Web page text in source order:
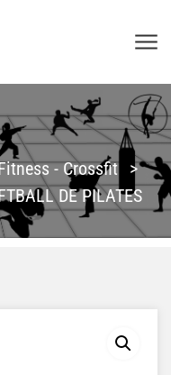
- Crossfit >
DE PILATES